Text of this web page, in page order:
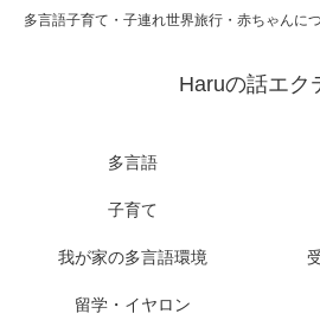
多言語子育て・子連れ世界旅行・赤ちゃんに
Haruの話エク
多言語
子育て
我が家の多言語環境
留学・イヤロン